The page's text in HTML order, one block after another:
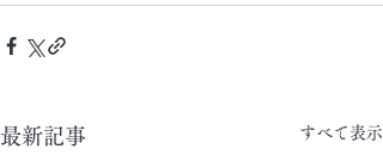
最新記事 すべて表示